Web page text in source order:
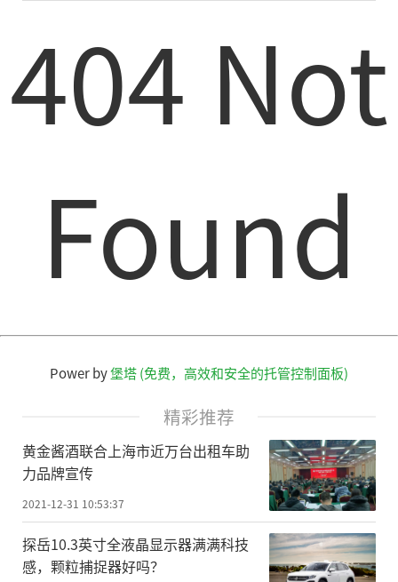
404 Not
Found
Power by堡塔 (免费，高效和安全的托管控制面板)
精彩推荐
黄金酱酒联合上海市近万台出租车助
力品牌宣传
2021-12-31 10:53:37
探岳10.3英寸全液晶显示器满满科技
感，颗粒捕捉器好吗？